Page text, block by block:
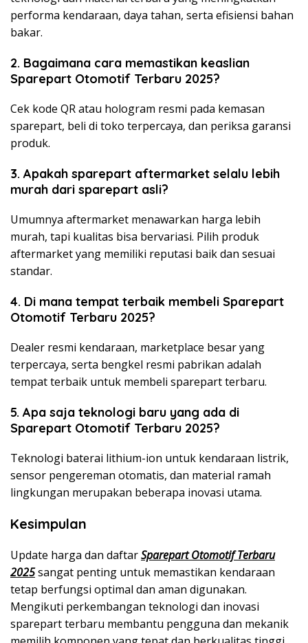
performa kendaraan, daya tahan, serta efisiensi bahan
bakar.
2. Bagaimana cara memastikan keaslian
Sparepart Otomotif Terbaru 2025?
Cek kode QR atau hologram resmi pada kemasan
sparepart, beli di toko terpercaya, dan periksa garansi
produk.
3. Apakah sparepart aftermarket selalu lebih
murah dari sparepart asli?
Umumnya aftermarket menawarkan harga lebih
murah, tapi kualitas bisa bervariasi. Pilih produk
aftermarket yang memiliki reputasi baik dan sesuai
standar.
4. Di mana tempat terbaik membeli Sparepart
Otomotif Terbaru 2025?
Dealer resmi kendaraan, marketplace besar yang
terpercaya, serta bengkel resmi pabrikan adalah
tempat terbaik untuk membeli sparepart terbaru.
5. Apa saja teknologi baru yang ada di
Sparepart Otomotif Terbaru 2025?
Teknologi baterai lithium-ion untuk kendaraan listrik,
sensor pengereman otomatis, dan material ramah
lingkungan merupakan beberapa inovasi utama.
Kesimpulan
Update harga dan daftarSparepart Otomotif Terbaru
2025sangat penting untuk memastikan kendaraan
tetap berfungsi optimal dan aman digunakan.
Mengikuti perkembangan teknologi dan inovasi
sparepart terbaru membantu pengguna dan mekanik